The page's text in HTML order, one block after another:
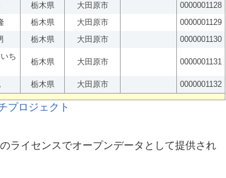
栃木県 大田原市
0000001128
栃木県 大田原市
0000001129
栃木県 大田原市 0000001130
ち
栃木県 大田原市 0000001131
栃木県 大田原市 0000001132
のライセンスでオープンデータとして提供され